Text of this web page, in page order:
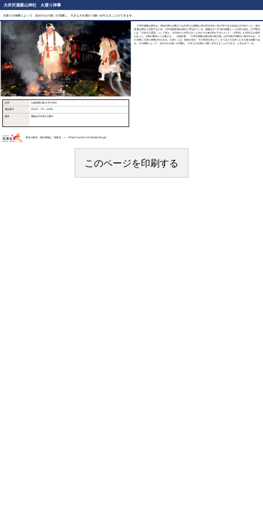
大井沢湯殿山神社 火渡り神事
火渡りの体験によって、自分の心の迷いが消滅し、大きな力を授かり願いを叶えることができます。
大井沢湯殿山神社は、明治の神仏分離までは出羽三山湯殿山派の別当寺4ヶ寺の1寺である金色山大日寺だった。他の
湯殿山神社と区別するため、大日寺跡湯殿山神社と呼ばれている。創建は古く空海の創建という伝承も残る。江戸時代
には「日本七大霊場」として栄え、大日寺から出羽三山へと向かう行者の列ができたといい、大井沢にも26坊もの宿坊
があった。当時の繁栄ぶりが窺える。 伝統行事 『大井沢湯殿山神社秋の例大祭』は9月第2日曜日に毎年行われ、そ
の前夜に火渡り神事が行われる。火渡りとは、物体を焼き、その性質を変えてしまうほど力を持った火を渡る体験であ
る。その体験によって、自分の心の迷いが消滅し、大きな力を授かり願いを叶えることができる、と言われている。
住所 山形県西川町大字大井沢
電話番号 0237－76－2416
備考 開催は9月第2土曜日
東北の観光・旅行情報は「旅東北」へ https://www.tohokukanko.jp/
このページを印刷する